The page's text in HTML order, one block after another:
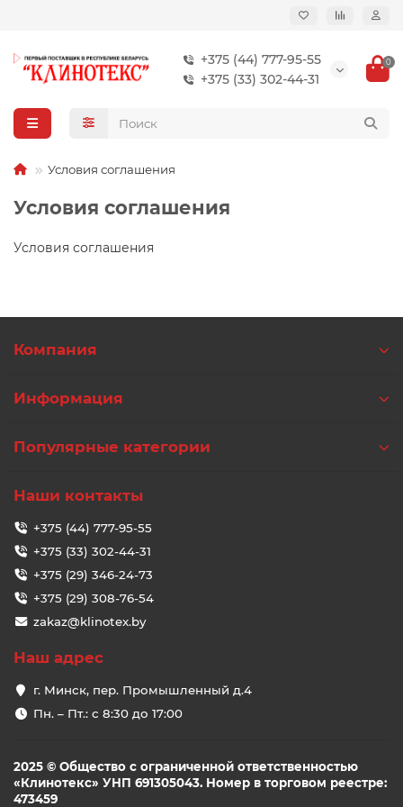
+375 (44) 777-95-55
+375 (33) 302-44-31
0
Условия соглашения
Условия соглашения
Условия соглашения
Компания
Информация
Популярные категории
Наши контакты
+375 (44) 777-95-55
+375 (33) 302-44-31
+375 (29) 346-24-73
+375 (29) 308-76-54
zakaz@klinotex.by
Наш адрес
г. Минск, пер. Промышленный д.4
Пн. – Пт.: с 8:30 до 17:00
2025 © Общество с ограниченной ответственностью
«Клинотекс» УНП 691305043. Номер в торговом реестре:
473459